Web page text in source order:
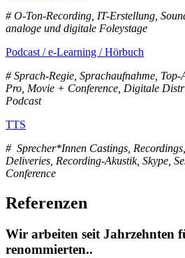
# O-Ton-Recording, IT-Erstellung,
analoge und digitale Foleystage
Podcast / e-Learning / Hörbuch
# Sprach-Regie, Sprachaufnahme,
Pro, Movie + Conference, Digitale
Podcast
TTS
# Sprecher*Innen Castings,
Deliveries, Recording-Akustik, Skype,
Conference
Referenzen
Wir arbeiten seit Jahrzehnten
renommierten..